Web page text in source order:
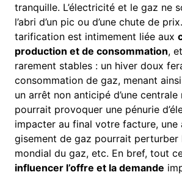
tranquille. L’électricité et le gaz ne
l’abri d’un pic ou d’une chute de
tarification est intimement liée aux
production et de consommation,
rarement stables : un hiver doux
consommation de gaz, menant
un arrêt non anticipé d’une centrale
pourrait provoquer une pénurie
impacter au final votre facture, une
gisement de gaz pourrait perturber
mondial du gaz, etc. En bref, tout
influencer l’offre et la demande